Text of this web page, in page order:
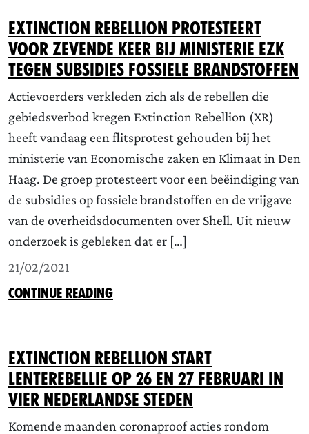
Extinction Rebellion protesteert
voor zevende keer bij ministerie EZK
tegen subsidies fossiele brandstoffen
Actievoerders verkleden zich als de rebellen die
gebiedsverbod kregen Extinction Rebellion (XR)
heeft vandaag een flitsprotest gehouden bij het
ministerie van Economische zaken en Klimaat in Den
Haag. De groep protesteert voor een beëindiging van
de subsidies op fossiele brandstoffen en de vrijgave
van de overheidsdocumenten over Shell. Uit nieuw
onderzoek is gebleken dat er […]
21/02/2021
CONTINUE READING
Extinction Rebellion start
Lenterebellie op 26 en 27 februari in
vier Nederlandse steden
Komende maanden coronaproof acties rondom